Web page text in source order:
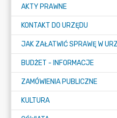
AKTY PRAWNE
KONTAKT DO URZĘDU
BUDŻET - INFORMACJE
ZAMÓWIENIA PUBLICZNE
KULTURA